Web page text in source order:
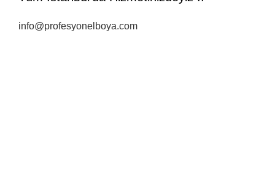
info@profesyonelboya.com